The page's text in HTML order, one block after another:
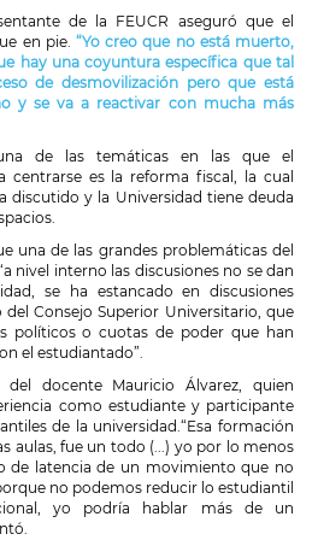
de la FEUCR aseguró que el
en pie. “Yo creo que no está muerto,
hay una coyuntura específica que tal
de desmovilización pero que está
y se va a reactivar con mucha más
de las temáticas en las que el
centrarse es la reforma fiscal, la cual
discutido y la Universidad tiene deuda
una de las grandes problemáticas del
nivel interno las discusiones no se dan
se ha estancado en discusiones
Consejo Superior Universitario, que
políticos o cuotas de poder que han
el estudiantado”.
docente Mauricio Álvarez, quien
como estudiante y participante
de la universidad.“Esa formación
aulas, fue un todo (...) yo por lo menos
de latencia de un movimiento que no
no podemos reducir lo estudiantil
yo podría hablar más de un